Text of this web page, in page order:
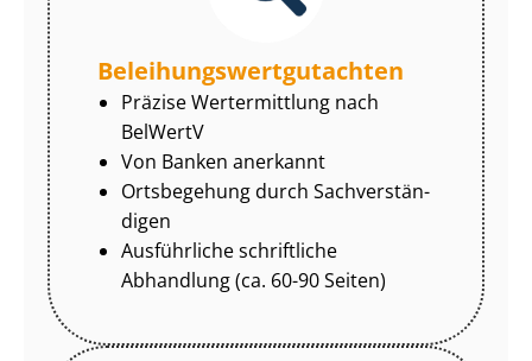
Be­lei­hungs­wert­gut­ach­ten
Präzise Wertermittlung nach
BelWertV
Von Banken anerkannt
Ortsbegehung durch Sach­ver­stän­
di­gen
Ausführliche schriftliche
Abhandlung (ca. 60-90 Seiten)